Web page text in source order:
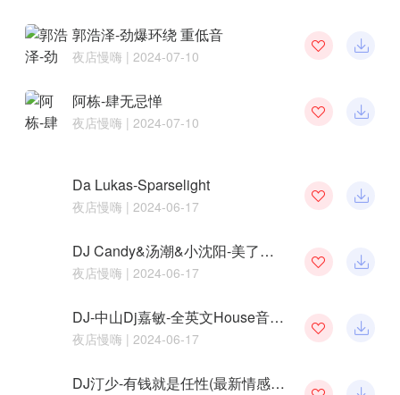
郭浩泽-劲爆环绕 重低音
夜店慢嗨 | 2024-07-10
阿栋-肆无忌惮
夜店慢嗨 | 2024-07-10
Da Lukas-Sparselight
夜店慢嗨 | 2024-06-17
DJ Candy&汤潮&小沈阳-美了美了(Remix)
夜店慢嗨 | 2024-06-17
DJ-中山Dj嘉敏-全英文House音乐中场商业弹跳歌路慢嗨串烧
夜店慢嗨 | 2024-06-17
DJ汀少-有钱就是任性(最新情感中文DJ快摇嗨串)